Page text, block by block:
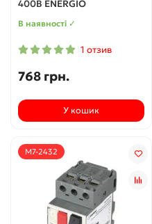
400В ENERGIO
В наявності ✓
1 отзив
768 грн.
У кошик
M7-2432